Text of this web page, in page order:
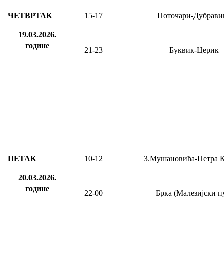
ЧЕТВРТАК
19.03.2026.
године
15-17 Поточари-
21-23 Буквик-Церик
ПЕТАК
20.03.2026.
године
10-12 З.Мушановића-Петра
22-00 Брка (Малезијски